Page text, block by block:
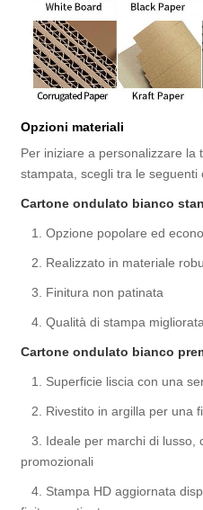
Opzioni materiali
Per iniziare a personalizzare la
stampata, scegli tra le seguenti
Cartone ondulato bianco
1. Opzione popolare ed
2. Realizzato in materiale
3. Finitura non patinata
4. Qualità di stampa
Cartone ondulato bianco
1. Superficie liscia con una
2. Rivestito in argilla per una
3. Ideale per marchi di lusso,
promozionali
4. Stampa HD aggiornata